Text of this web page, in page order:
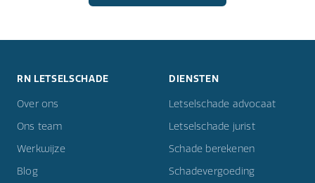
RN LETSELSCHADE
Over ons
Ons team
Werkwijze
Blog
DIENSTEN
Letselschade advocaat
Letselschade jurist
Schade berekenen
Schadevergoeding